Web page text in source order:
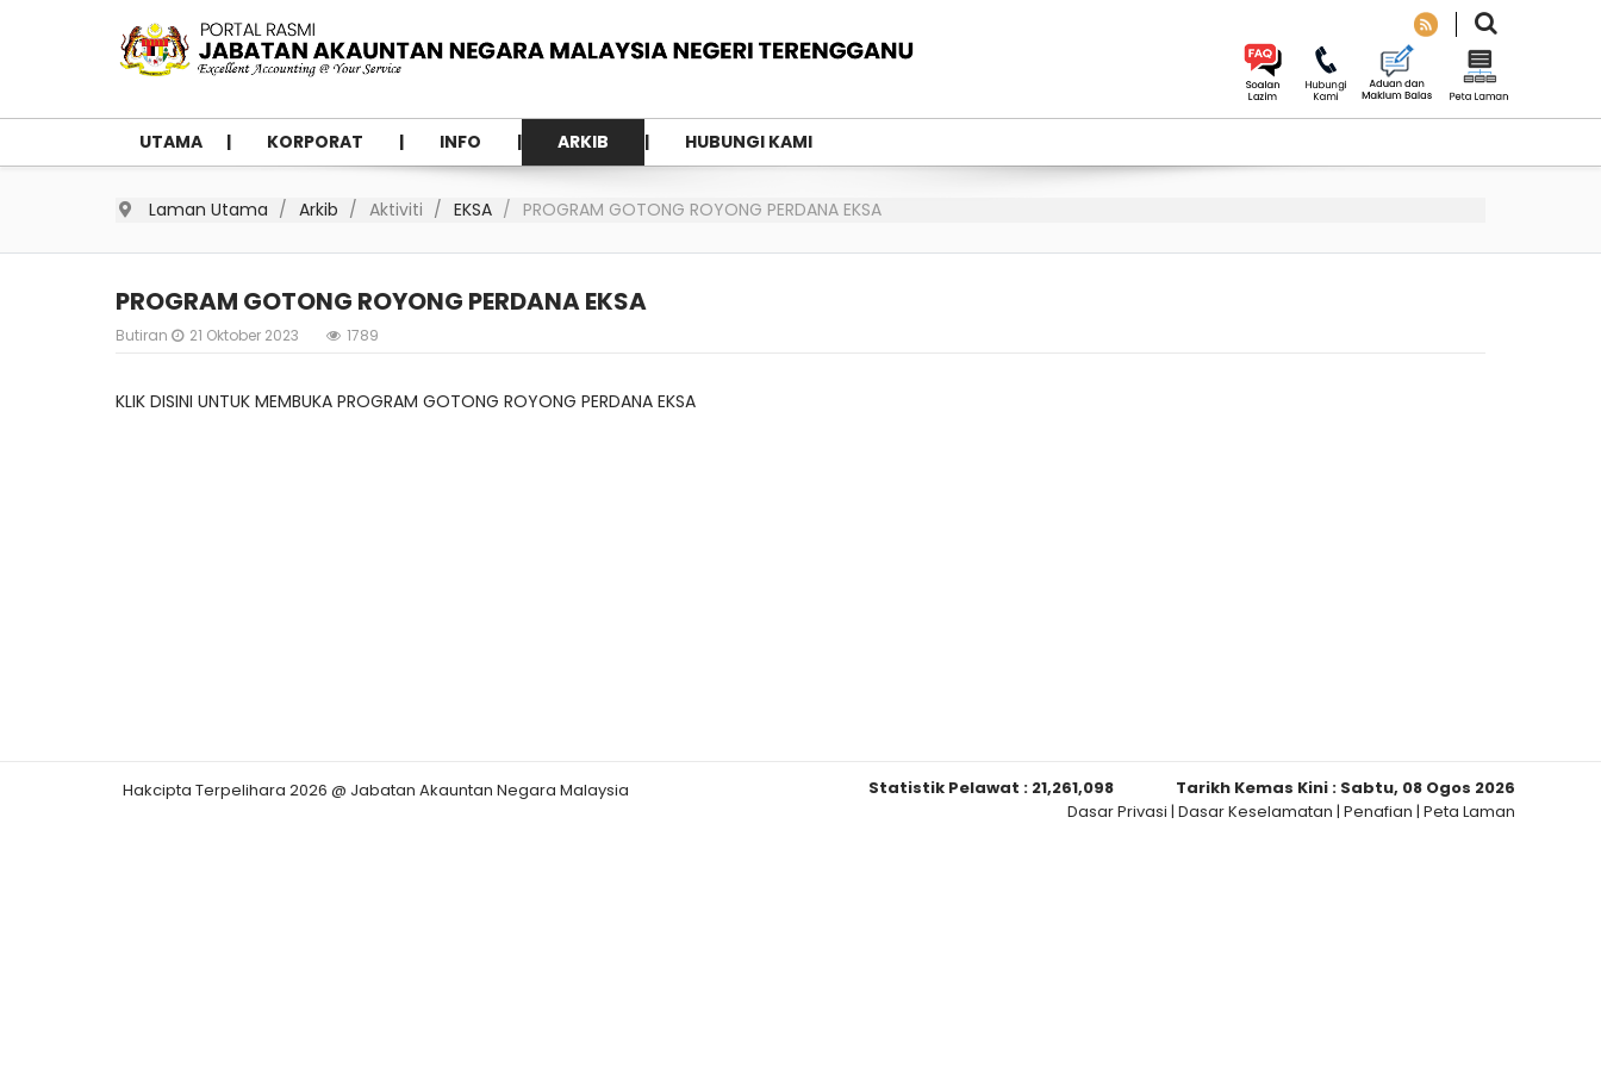
UTAMA KORPORAT INFO ARKIB HUBUNGI KAMI
Laman Utama Arkib Aktiviti EKSA PROGRAM GOTONG ROYONG PERDANA EKSA
PROGRAM GOTONG ROYONG PERDANA EKSA
Butiran 21 Oktober 2023 1789
KLIK DISINI UNTUK MEMBUKA PROGRAM GOTONG ROYONG PERDANA EKSA
Hakcipta Terpelihara 2026 @ Jabatan Akauntan Negara Malaysia Statistik Pelawat : 21,261,098 Tarikh Kemas Kini : Sabtu, 08 Ogos 2026
Dasar Privasi | Dasar Keselamatan | Penafian | Peta Laman